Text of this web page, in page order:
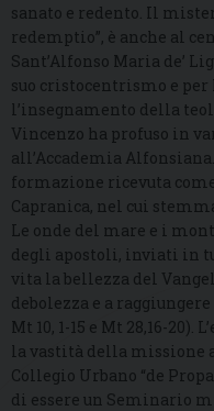
sanato e redento. Il
redemptio”, è anche al
Sant’Alfonso Maria de’
suo cristocentrismo e
l’insegnamento della
Vincenzo ha profuso in
all’Accademia
formazione ricevuta
Capranica, nel cui
Le onde del mare e i
degli apostoli, inviati in
vita la bellezza del
debolezza e a
Mt 10, 1-15 e Mt 28,16-20).
la vastità della missione
Collegio Urbano “de
di essere un Seminario